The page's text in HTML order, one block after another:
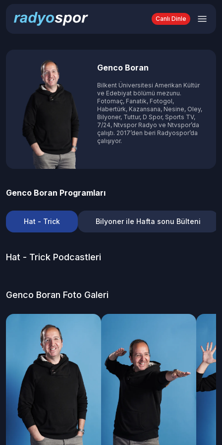
Canlı Dinle
Genco Boran
Bilkent Üniversitesi Amerikan Kültür
ve Edebiyat bölümü mezunu.
Fotomaç, Fanatik, Fotogol,
Habertürk, Kazansana, Nesine, Oley,
Bilyoner, Tuttur, D Spor, Sports TV,
7/24, Ntvspor Radyo ve Ntvspor’da
çalıştı. 2017’den beri Radyospor’da
çalışıyor.
Genco Boran Programları
Hat - Trick Bilyoner ile Hafta sonu Bülteni
Hat - Trick Podcastleri
Genco Boran Foto Galeri